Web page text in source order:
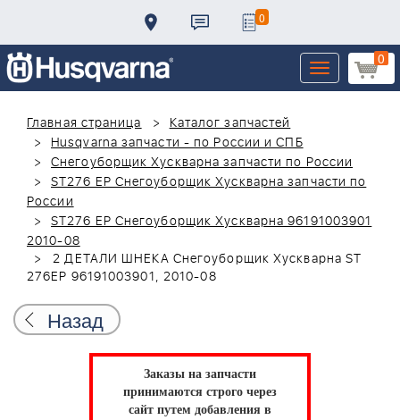
0
0
Toggle
navigation
Главная страница
Каталог запчастей
Husqvarna запчасти - по России и СПБ
Снегоуборщик Хускварна запчасти по России
ST276 EP Снегоуборщик Хускварна запчасти по
России
ST276 EP Снегоуборщик Хускварна 96191003901
2010-08
2 ДЕТАЛИ ШНЕКА Снегоуборщик Хускварна ST
276EP 96191003901, 2010-08
Назад
Заказы на запчасти
принимаются строго через
сайт путем добавления в